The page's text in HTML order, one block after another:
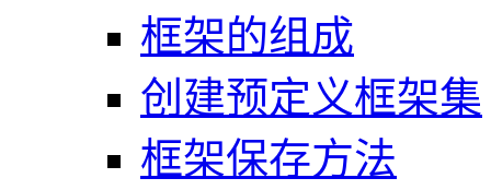
框架的组成
创建预定义框架集
框架保存方法